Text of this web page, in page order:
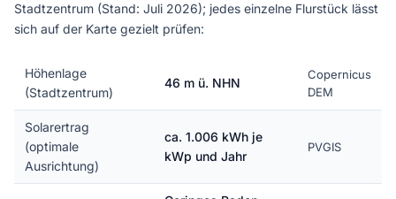
Stadtzentrum (Stand: Juli 2026); jedes einzelne Flurstück lässt
sich auf der Karte gezielt prüfen:
Höhenlage
(Stadtzentrum)
46 m ü. NHN
Copernicus
DEM
Solarertrag
(optimale
Ausrichtung)
ca. 1.006 kWh je
kWp und Jahr
PVGIS